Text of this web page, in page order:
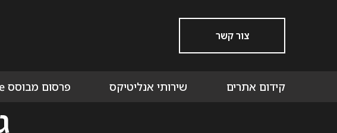
צור קשר
קידום אתרים שירותי אנליטיקס פרסום מבוסס Performance